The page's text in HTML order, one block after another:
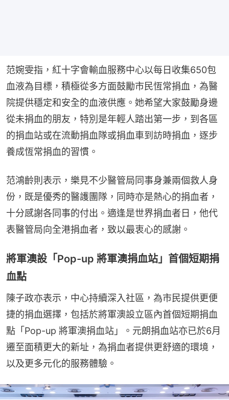
范婉雯指，紅十字會輸血服務中心以每日收集650包
血液為目標，積極從多方面鼓勵市民恆常捐血，為醫
院提供穩定和安全的血液供應。她希望大家鼓勵身邊
從未捐血的朋友，特別是年輕人踏出第一步，到各區
的捐血站或在流動捐血隊或捐血車到訪時捐血，逐步
養成恆常捐血的習慣。
范鴻齡則表示，樂見不少醫管局同事身兼兩個救人身
份，既是優秀的醫護團隊，同時亦是熱心的捐血者，
十分感謝各同事的付出。適逢是世界捐血者日，他代
表醫管局向全港捐血者，致以最衷心的感謝。
將軍澳設「Pop-up 將軍澳捐血站」首個短期捐
血點
陳子政亦表示，中心持續深入社區，為市民提供更便
捷的捐血選擇，包括於將軍澳設立區內首個短期捐血
點「Pop-up 將軍澳捐血站」。元朗捐血站亦已於6月
遷至面積更大的新址，為捐血者提供更舒適的環境，
以及更多元化的服務體驗。